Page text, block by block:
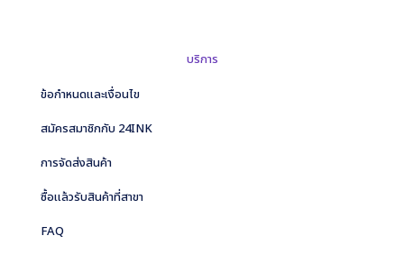
บริการ
ข้อกำหนดและเงื่อนไข
สมัครสมาชิกกับ 24INK
การจัดส่งสินค้า
ซื้อแล้วรับสินค้าที่สาขา
FAQ